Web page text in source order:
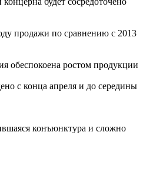
продажи по сравнению с 2013
обеспокоена ростом продукции
с конца апреля и до середины
конъюнктура и сложно